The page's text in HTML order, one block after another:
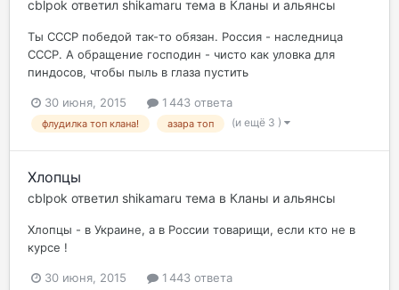
cblpok ответил shikamaru тема в Кланы и альянсы
Ты СССР победой так-то обязан. Россия - наследница
СССР. А обращение господин - чисто как уловка для
пиндосов, чтобы пыль в глаза пустить
30 июня, 2015 1 443 ответа
флудилка топ клана! азара топ (и ещё 3 )
Хлопцы
cblpok ответил shikamaru тема в Кланы и альянсы
Хлопцы - в Украине, а в России товарищи, если кто не в
курсе !
30 июня, 2015 1 443 ответа